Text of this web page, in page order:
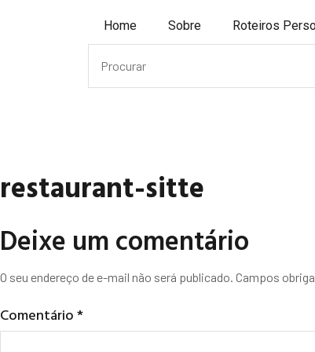
Home Sobre Roteiros
restaurant-sitte
Deixe um comentário
O seu endereço de e-mail não será publicado. Campos
Comentário*